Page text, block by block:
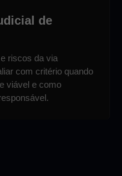
de
riscos da via
com critério quando
viável e como